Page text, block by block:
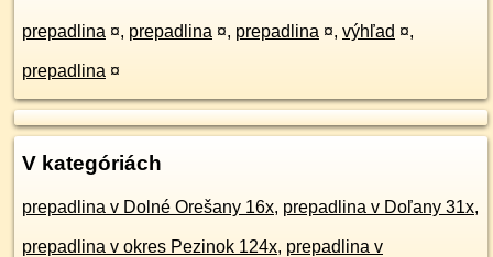
prepadlina ¤, prepadlina ¤, prepadlina ¤, výhľad ¤,
prepadlina ¤
V kategóriách
prepadlina v Dolné Orešany 16x, prepadlina v Doľany 31x,
prepadlina v okres Pezinok 124x, prepadlina v